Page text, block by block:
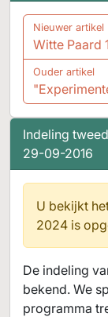
Indeling
29-09-2016
U bekijkt
2024 is
De indeling
bekend. We
programma
Nieuwer artikel
Witte Paard
Ouder artikel